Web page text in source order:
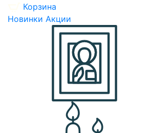
Корзина
Новинки Акции